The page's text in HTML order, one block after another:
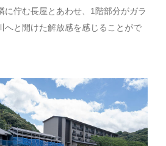
に佇む長屋とあわせ、1階部分がガラ
へと開けた解放感を感じることがで